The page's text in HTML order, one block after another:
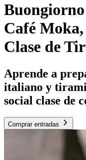
Café
Clase de
Aprende a
italiano y
social clase de
Comprar entradas